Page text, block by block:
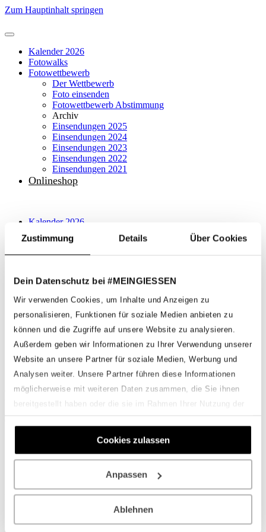
Zustimmung Details Über Cookies
Dein Datenschutz bei #MEINGIESSEN
Wir verwenden Cookies, um Inhalte und Anzeigen zu
personalisieren, Funktionen für soziale Medien anbieten zu
können und die Zugriffe auf unsere Website zu analysieren.
Außerdem geben wir Informationen zu Ihrer Verwendung unserer
Website an unsere Partner für soziale Medien, Werbung und
Analysen weiter. Unsere Partner führen diese Informationen
möglicherweise mit weiteren Daten zusammen, die Sie ihnen
bereitgestellt haben oder die sie im Rahmen Ihrer Nutzung der
Cookies zulassen
Anpassen
Ablehnen
Zum Hauptinhalt springen
Kalender 2026
Fotowalks
Fotowettbewerb
Der Wettbewerb
Foto einsenden
Fotowettbewerb Abstimmung
Archiv
Einsendungen 2025
Einsendungen 2024
Einsendungen 2023
Einsendungen 2022
Einsendungen 2021
Onlineshop
Kalender 2026
Fotowalks
Fotowettbewerb
Der Wettbewerb
Fotowettbewerb Abstimmung
Archiv
Einsendungen 2025
Einsendungen 2024
Einsendungen 2023
Einsendungen 2022
Einsendungen 2021
Onlineshop
Felix Hees
Weiter
Schreibe einen Kommentar
Du musstangemeldetsein, um einen Kommentar abzugeben.
Hackenberg